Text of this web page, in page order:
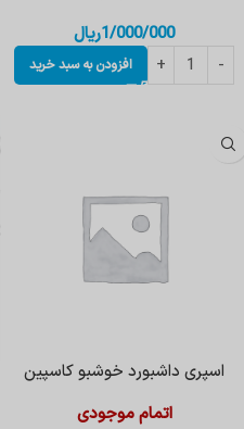
1/000/000ریال
افزودن به سبد خرید
اسپری داشبورد خوشبو کاسپین
اتمام موجودی